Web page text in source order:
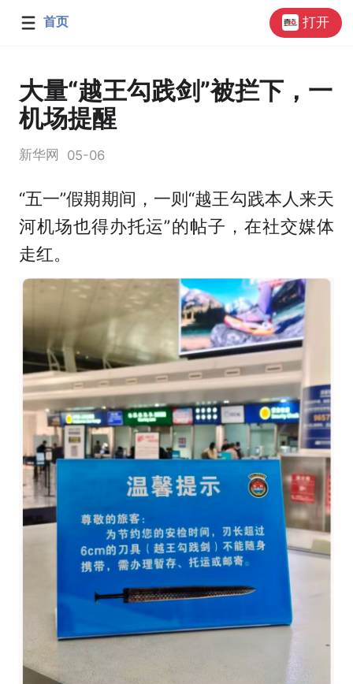
首页 打开
大量“越王勾践剑”被拦下，一
机场提醒
新华网 05-06
“五一”假期期间，一则“越王勾践本人来天
河机场也得办托运”的帖子，在社交媒体
走红。